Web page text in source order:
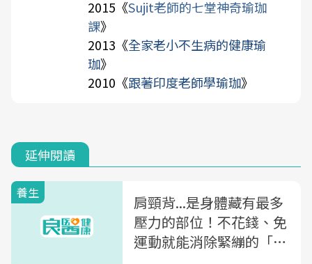
2015《Sujit老師的七堂神奇瑜珈
課》
2013《全家老小不生病的健康瑜
珈》
2010《跟著印度老師學瑜珈》
延伸閱讀
養生
肩頸背...是身體藏有最多
壓力的部位！不花錢、免
運動就能消除緊繃的「懶